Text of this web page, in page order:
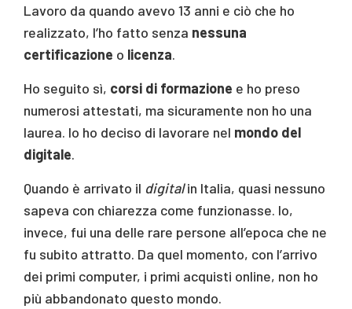
Lavoro da quando avevo 13 anni e ciò che ho
realizzato, l’ho fatto senza nessuna
certificazione o licenza.
Ho seguito sì, corsi di formazione e ho preso
numerosi attestati, ma sicuramente non ho una
laurea. Io ho deciso di lavorare nel mondo del
digitale.
Quando è arrivato il digitalin Italia, quasi nessuno
sapeva con chiarezza come funzionasse. Io,
invece, fui una delle rare persone all’epoca che ne
fu subito attratto. Da quel momento, con l’arrivo
dei primi computer, i primi acquisti online, non ho
più abbandonato questo mondo.